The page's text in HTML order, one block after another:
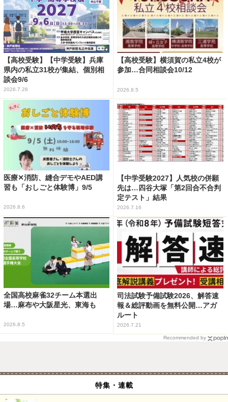
【高校受験】【中学受験】兵庫
県内の私立31校が集結、個別相
談会9/6
2026.7.28
【高校受験】横須賀の私立4校が
参加…合同相談会10/12
2026.8.5
医療✕消防、縫合デモやAED講
習も「おしごと体験博」9/5
2026.8.6
【中学受験2027】人気校の併願
先は…四谷大塚「第2回合不合判
定テスト」結果
2026.7.16
全国高校麻雀32チーム本選出
場…麻布や大阪星光、東海も
2026.8.5
司法試験予備試験2026、解答速
報＆総評動画を無料公開…アガ
ルート
2026.7.21
Recommended by
特集・連載